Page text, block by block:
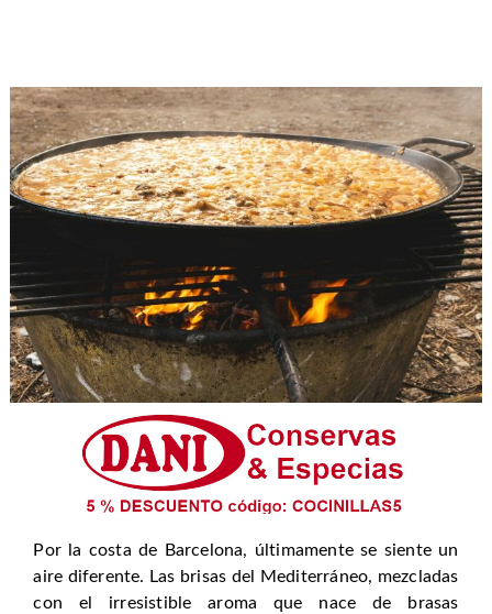
Por la costa de Barcelona, últimamente se siente un
aire diferente. Las brisas del Mediterráneo, mezcladas
con el irresistible aroma que nace de brasas